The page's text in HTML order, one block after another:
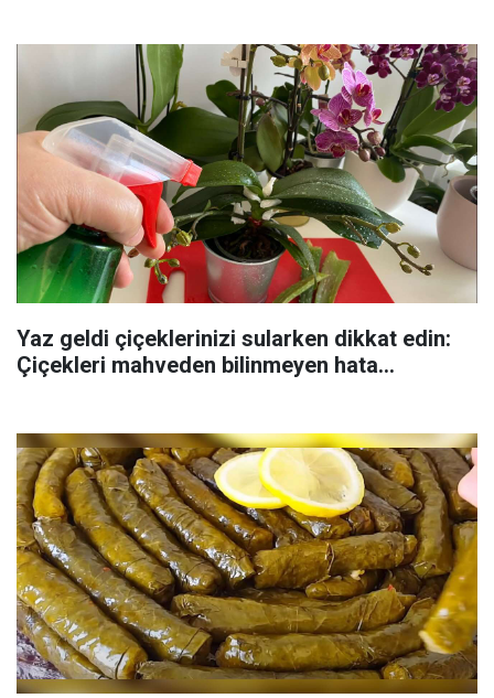
Yaz geldi çiçeklerinizi sularken dikkat edin:
Çiçekleri mahveden bilinmeyen hata...